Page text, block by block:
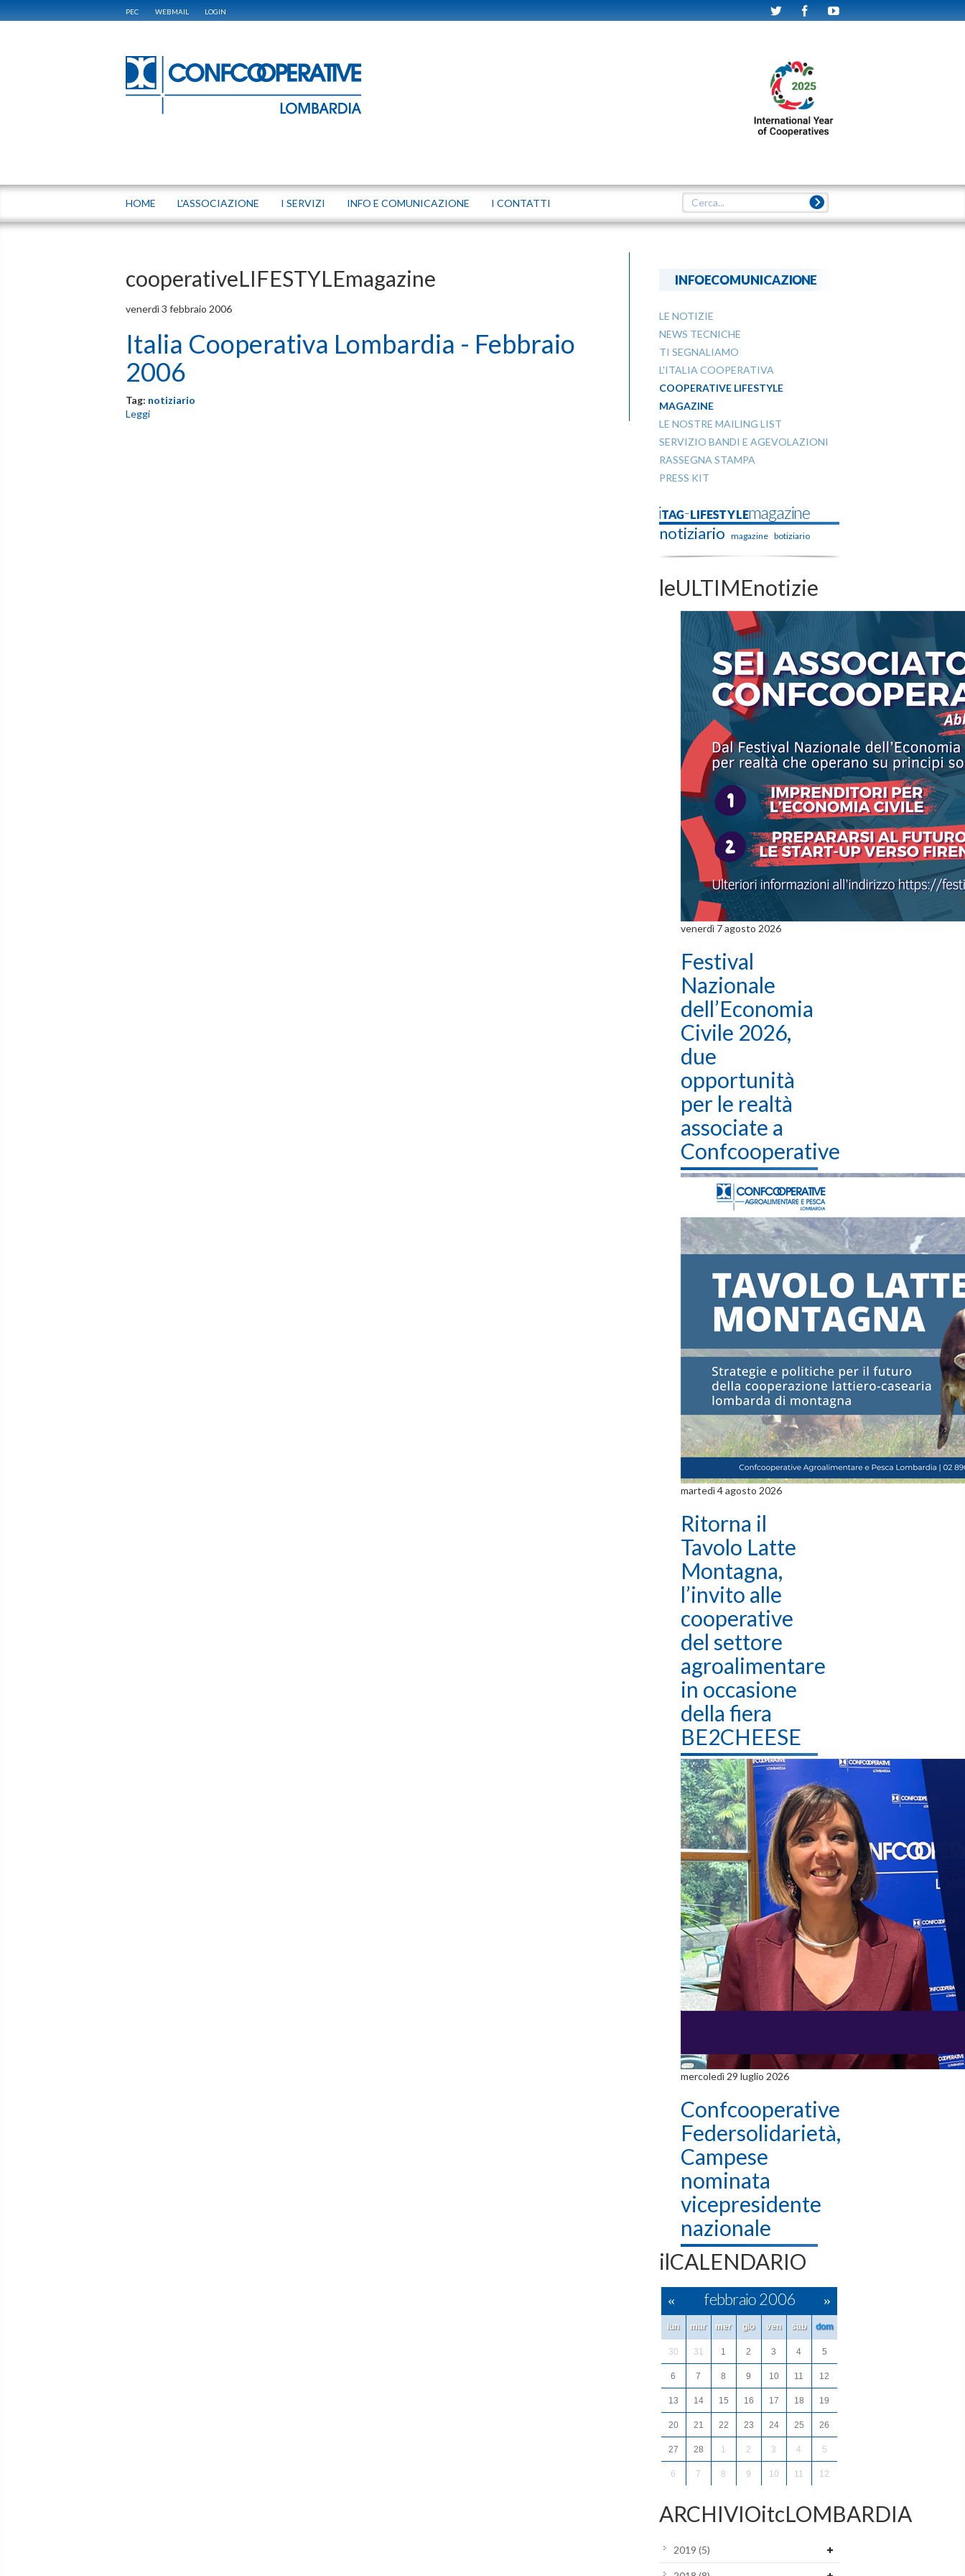
PEC WEBMAIL LOGIN
HOME L'ASSOCIAZIONE I SERVIZI INFO E COMUNICAZIONE I CONTATTI
cooperativeLIFESTYLEmagazine
venerdì 3 febbraio 2006
Italia Cooperativa Lombardia - Febbraio
2006
Tag: notiziario
Leggi
INFOECOMUNICAZIONE
LE NOTIZIE
NEWS TECNICHE
TI SEGNALIAMO
L'ITALIA COOPERATIVA
COOPERATIVE LIFESTYLE
MAGAZINE
LE NOSTRE MAILING LIST
SERVIZIO BANDI E AGEVOLAZIONI
RASSEGNA STAMPA
PRESS KIT
iTAG-LIFESTYLEmagazine
notiziario magazine botiziario
leULTIMEnotizie
venerdì 7 agosto 2026
Festival
Nazionale
dell’Economia
Civile 2026,
due
opportunità
per le realtà
associate a
Confcooperative
martedì 4 agosto 2026
Ritorna il
Tavolo Latte
Montagna,
l’invito alle
cooperative
del settore
agroalimentare
in occasione
della fiera
BE2CHEESE
mercoledì 29 luglio 2026
Confcooperative
Federsolidarietà,
Campese
nominata
vicepresidente
nazionale
ilCALENDARIO
« febbraio 2006 »
lun mar mer gio ven sab dom
30 31 1 2 3 4 5
6 7 8 9 10 11 12
13 14 15 16 17 18 19
20 21 22 23 24 25 26
27 28 1 2 3 4 5
6 7 8 9 10 11 12
ARCHIVIOitcLOMBARDIA
2019 (5)